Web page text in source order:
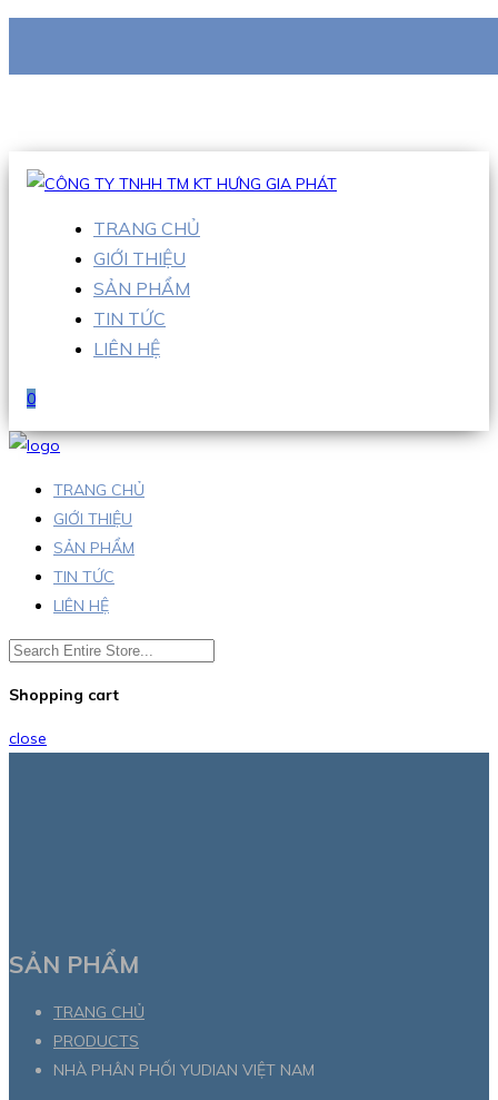
Hotline:0938 710 079
TRANG CHỦ
GIỚI THIỆU
SẢN PHẨM
TIN TỨC
LIÊN HỆ
0
TRANG CHỦ
GIỚI THIỆU
SẢN PHẨM
TIN TỨC
LIÊN HỆ
Shopping cart
close
SẢN PHẨM
TRANG CHỦ
PRODUCTS
NHÀ PHÂN PHỐI YUDIAN VIỆT NAM